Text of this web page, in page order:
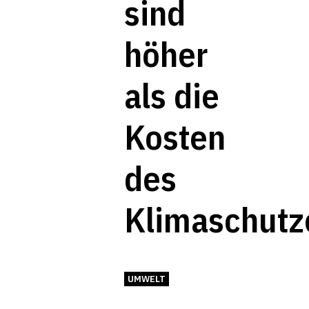
sind
höher
als die
Kosten
des
UMWELT